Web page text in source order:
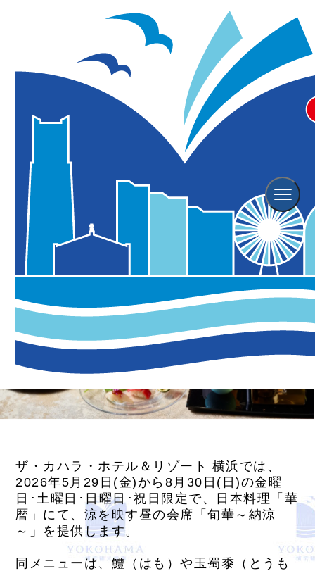
ザ・カハラ・ホテル＆リゾート 横
浜 涼を映す昼の会席「旬華～納
グルメ
ザ・カハラ・ホテル＆リゾート 横浜では、
2026年5月29日(金)から8月30日(日)の金曜
日･土曜日･日曜日･祝日限定で、日本料理「華
暦」にて、涼を映す昼の会席「旬華～納涼
～」を提供します。
同メニューは、鱧（はも）や玉蜀黍（とうも